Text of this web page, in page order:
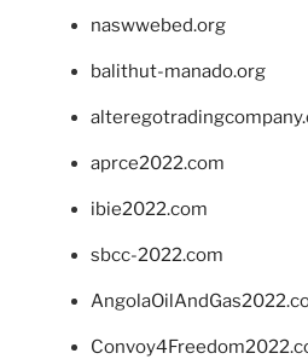
naswwebed.org
balithut-manado.org
aprce2022.com
ibie2022.com
sbcc-2022.com